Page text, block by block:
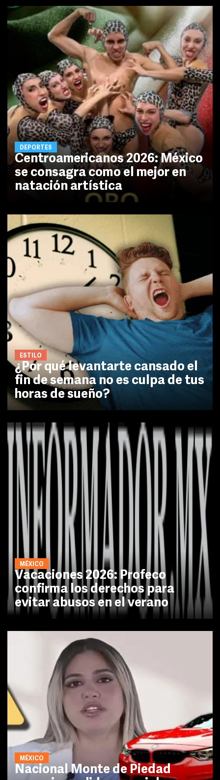
DEPORTES
Centroamericanos 2026: México
se consagra como el mejor en
natación artística
ESTILO
¿Por qué levantarte cansado el
fin de semana no es culpa de tus
horas de sueño?
MÉXICO
Vacaciones 2026: Profeco
confirma los derechos para
evitar abusos en el verano
MÉXICO
Nacional Monte de Piedad